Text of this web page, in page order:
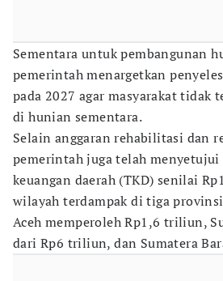
Sementara untuk pembangunan
pemerintah menargetkan
pada 2027 agar masyarakat tidak
di hunian sementara.
Selain anggaran rehabilitasi dan
pemerintah juga telah
keuangan daerah (TKD) senilai
wilayah terdampak di tiga
Aceh memperoleh Rp1,6 triliun,
dari Rp6 triliun, dan Sumatera